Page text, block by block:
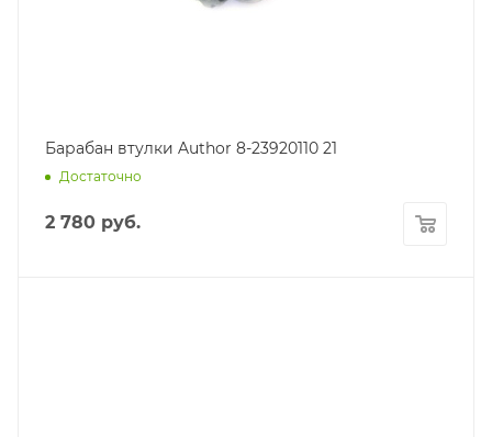
Барабан втулки Author 8-23920110 21
Достаточно
2 780 руб.